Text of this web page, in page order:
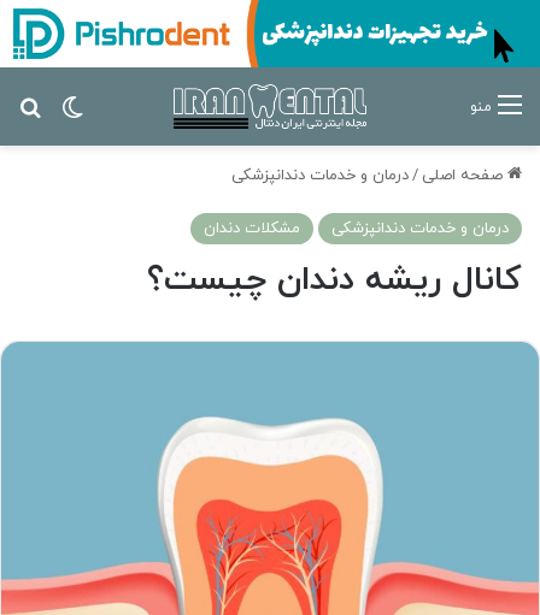
تغییر منو
صفحه اصلی /درمان‌ و خدمات دندانپزشکی
درمان‌ و خدمات دندانپزشکی مشکلات دندان
کانال ریشه دندان چیست؟